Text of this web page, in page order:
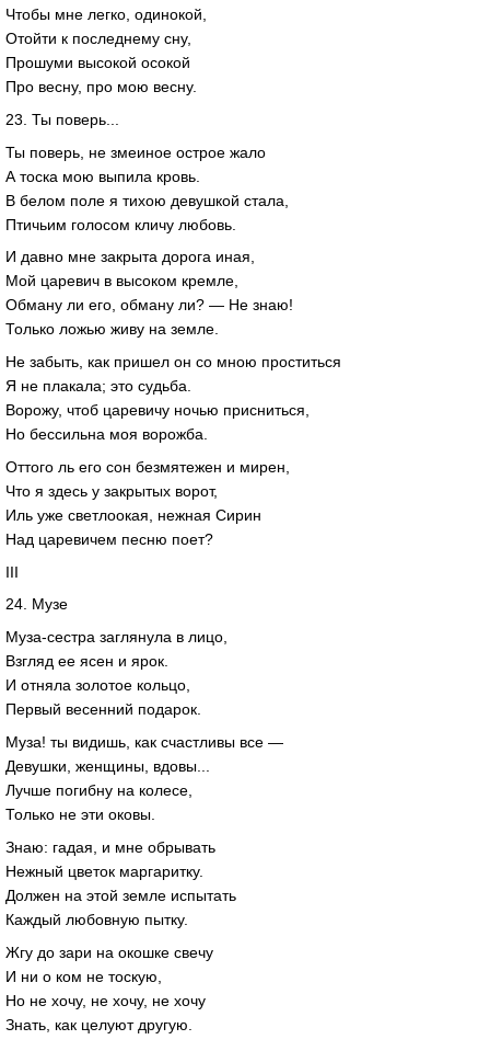
Чтобы мне легко, одинокой,
Отойти к последнему сну,
Прошуми высокой осокой
Про весну, про мою весну.
23. Ты поверь...
Ты поверь, не змеиное острое жало
А тоска мою выпила кровь.
В белом поле я тихою девушкой стала,
Птичьим голосом кличу любовь.
И давно мне закрыта дорога иная,
Мой царевич в высоком кремле,
Обману ли его, обману ли? — Не знаю!
Только ложью живу на земле.
Не забыть, как пришел он со мною проститься
Я не плакала; это судьба.
Ворожу, чтоб царевичу ночью присниться,
Но бессильна моя ворожба.
Оттого ль его сон безмятежен и мирен,
Что я здесь у закрытых ворот,
Иль уже светлоокая, нежная Сирин
Над царевичем песню поет?
III
24. Музе
Муза-сестра заглянула в лицо,
Взгляд ее ясен и ярок.
И отняла золотое кольцо,
Первый весенний подарок.
Муза! ты видишь, как счастливы все —
Девушки, женщины, вдовы...
Лучше погибну на колесе,
Только не эти оковы.
Знаю: гадая, и мне обрывать
Нежный цветок маргаритку.
Должен на этой земле испытать
Каждый любовную пытку.
Жгу до зари на окошке свечу
И ни о ком не тоскую,
Но не хочу, не хочу, не хочу
Знать, как целуют другую.